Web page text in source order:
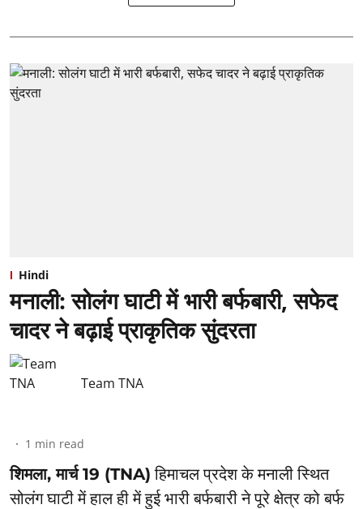
Hindi
मनाली: सोलंग घाटी में भारी बर्फबारी, सफेद
चादर ने बढ़ाई प्राकृतिक सुंदरता
Team TNA
1 min read
शिमला, मार्च 19 (TNA) हिमाचल प्रदेश के मनाली स्थित
सोलंग घाटी में हाल ही में हुई भारी बर्फबारी ने पूरे क्षेत्र को बर्फ